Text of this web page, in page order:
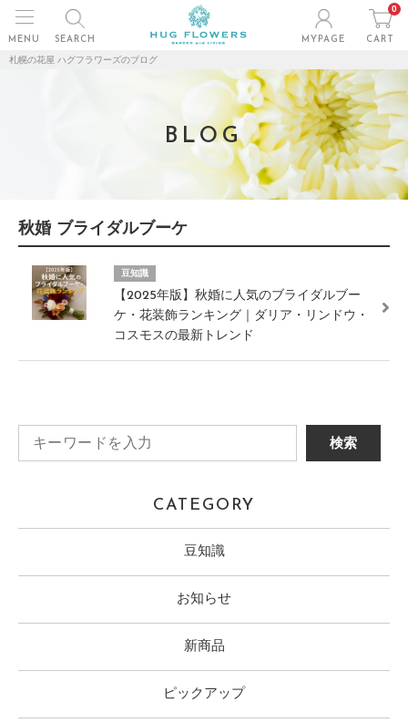
MENU SEARCH MYPAGE
0
CART
札幌の花屋 ハグフラワーズのブログ
BLOG
秋婚 ブライダルブーケ
豆知識
【2025年版】秋婚に人気のブライダルブー
ケ・花装飾ランキング｜ダリア・リンドウ・
コスモスの最新トレンド
CATEGORY
豆知識
お知らせ
新商品
ピックアップ